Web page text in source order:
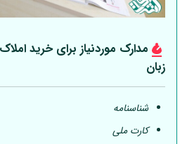
مدارک موردنیاز برای خرید
زبان
شناسنامه
کارت ملی